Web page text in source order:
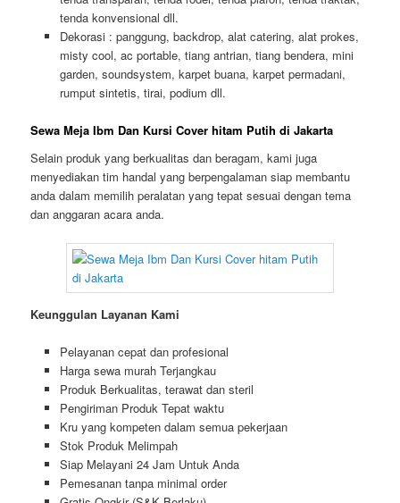
tenda konvensional dll.
Dekorasi : panggung, backdrop, alat catering, alat prokes,
misty cool, ac portable, tiang antrian, tiang bendera, mini
garden, soundsystem, karpet buana, karpet permadani,
rumput sintetis, tirai, podium dll.
Sewa Meja Ibm Dan Kursi Cover hitam Putih di Jakarta
Selain produk yang berkualitas dan beragam, kami juga
menyediakan tim handal yang berpengalaman siap membantu
anda dalam memilih peralatan yang tepat sesuai dengan tema
dan anggaran acara anda.
Keunggulan Layanan Kami
Pelayanan cepat dan profesional
Harga sewa murah Terjangkau
Produk Berkualitas, terawat dan steril
Pengiriman Produk Tepat waktu
Kru yang kompeten dalam semua pekerjaan
Stok Produk Melimpah
Siap Melayani 24 Jam Untuk Anda
Pemesanan tanpa minimal order